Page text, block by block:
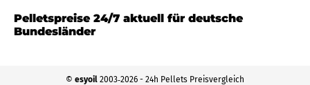
Pelletspreise 24/7 aktuell für deutsche
Bundesländer
© esyoil 2003‐2026 - 24h Pellets Preisvergleich